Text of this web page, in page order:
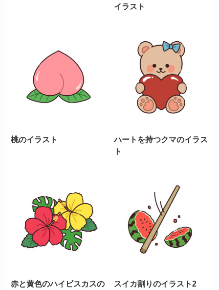
イラスト
桃のイラスト
ハートを持つクマのイラス
ト
赤と黄色のハイビスカスの
スイカ割りのイラスト2